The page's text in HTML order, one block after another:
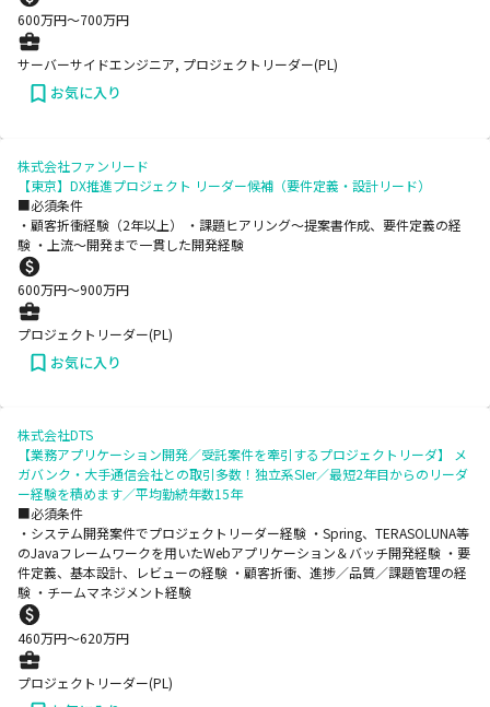
600万円〜700万円
サーバーサイドエンジニア, プロジェクトリーダー(PL)
お気に入り
株式会社ファンリード
【東京】DX推進プロジェクト リーダー候補（要件定義・設計リード）
■必須条件
・顧客折衝経験（2年以上） ・課題ヒアリング～提案書作成、要件定義の経
験 ・上流～開発まで一貫した開発経験
600万円〜900万円
プロジェクトリーダー(PL)
お気に入り
株式会社DTS
【業務アプリケーション開発／受託案件を牽引するプロジェクトリーダ】 メ
ガバンク・大手通信会社との取引多数！独立系SIer／最短2年目からのリーダ
ー経験を積めます／平均勤続年数15年
■必須条件
・システム開発案件でプロジェクトリーダー経験 ・Spring、TERASOLUNA等
のJavaフレームワークを用いたWebアプリケーション＆バッチ開発経験 ・要
件定義、基本設計、レビューの経験 ・顧客折衝、進捗／品質／課題管理の経
験 ・チームマネジメント経験
460万円〜620万円
プロジェクトリーダー(PL)